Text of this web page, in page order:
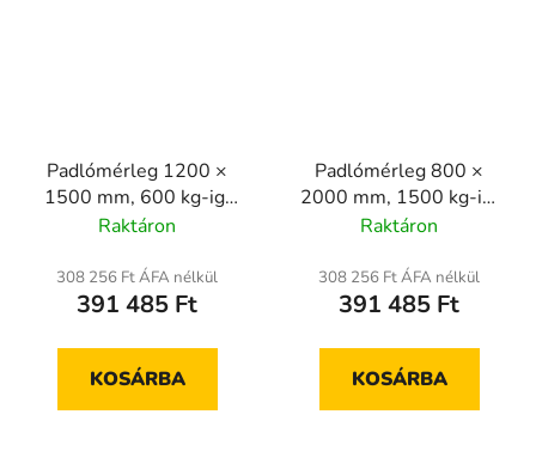
Padlómérleg 1200 ×
1500 mm, 600 kg-ig,
hitelesített
Raktáron
308 256 Ft ÁFA nélkül
391 485 Ft
KOSÁRBA
Padlómérleg 800 ×
2000 mm, 1500 kg-ig,
hitelesített
Raktáron
308 256 Ft ÁFA nélkül
391 485 Ft
KOSÁRBA